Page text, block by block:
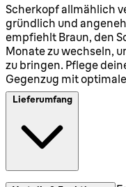
Scherkopf allmählich
gründlich und
empfiehlt Braun, den
Monate zu wechseln,
zu bringen. Pflege
Gegenzug mit
Lieferumfang